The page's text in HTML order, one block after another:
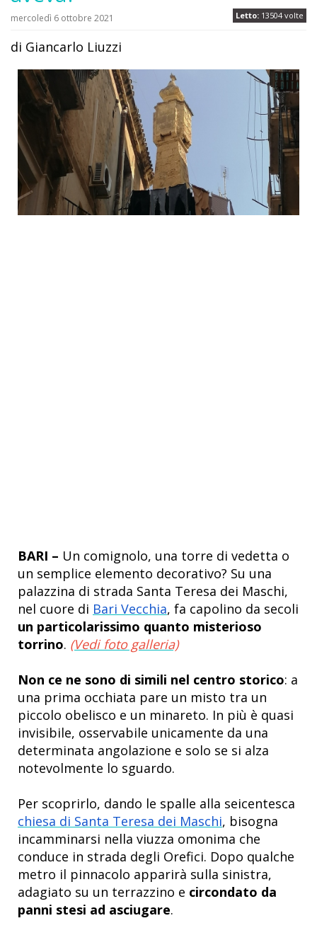
Letto: 13504 volte
mercoledì 6 ottobre 2021
di Giancarlo Liuzzi
BARI – Un comignolo, una torre di vedetta o
un semplice elemento decorativo? Su una
palazzina di strada Santa Teresa dei Maschi,
nel cuore di Bari Vecchia, fa capolino da secoli
un particolarissimo quanto misterioso
torrino. (Vedi foto galleria)
Non ce ne sono di simili nel centro storico: a
una prima occhiata pare un misto tra un
piccolo obelisco e un minareto. In più è quasi
invisibile, osservabile unicamente da una
determinata angolazione e solo se si alza
notevolmente lo sguardo.
Per scoprirlo, dando le spalle alla seicentesca
chiesa di Santa Teresa dei Maschi, bisogna
incamminarsi nella viuzza omonima che
conduce in strada degli Orefici. Dopo qualche
metro il pinnacolo apparirà sulla sinistra,
adagiato su un terrazzino e circondato da
panni stesi ad asciugare.